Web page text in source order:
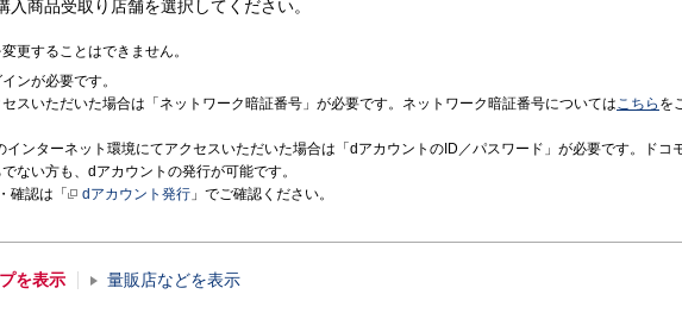
入商品受取り店舗を選択してください。
更することはできません。
ンが必要です。
セスいただいた場合は「ネットワーク暗証番号」が必要です。ネットワーク暗証番号についてはこちら を
インターネット環境にてアクセスいただいた場合は「dアカウントのID／パスワード」が必要です。ドコ
ない方も、dアカウントの発行が可能です。
確認は「
dアカウント発行 」でご確認ください。
を表示 量販店などを表示